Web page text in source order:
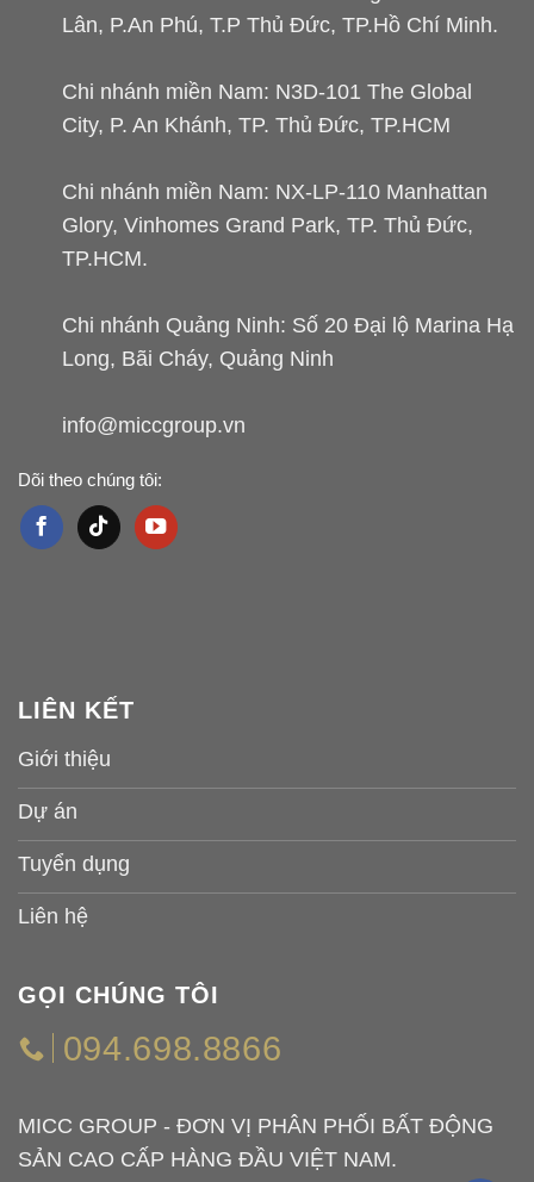
Lân, P.An Phú, T.P Thủ Đức, TP.Hồ Chí Minh.
Chi nhánh miền Nam: N3D-101 The Global
City, P. An Khánh, TP. Thủ Đức, TP.HCM
Chi nhánh miền Nam: NX-LP-110 Manhattan
Glory, Vinhomes Grand Park, TP. Thủ Đức,
TP.HCM.
Chi nhánh Quảng Ninh: Số 20 Đại lộ Marina Hạ
Long, Bãi Cháy, Quảng Ninh
info@miccgroup.vn
Dõi theo chúng tôi:
LIÊN KẾT
Giới thiệu
Dự án
Tuyển dụng
Liên hệ
GỌI CHÚNG TÔI
094.698.8866
MICC GROUP - ĐƠN VỊ PHÂN PHỐI BẤT ĐỘNG
SẢN CAO CẤP HÀNG ĐẦU VIỆT NAM.